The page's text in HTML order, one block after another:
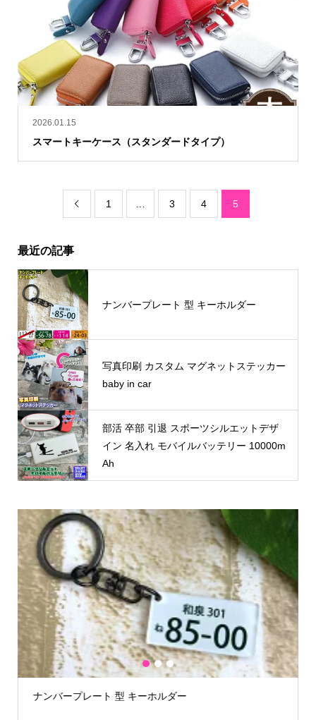
2026.01.15
スマートキーケース（スタンダードタイプ）
 1 3 4 5
最近の記事
ナンバープレート 型 キーホルダー
写真印刷 カスタム マグネットステッカー
baby in car
部活 卒部 引退 スポーツシルエットデザ
イン 名入れ モバイルバッテリー 10000m
Ah
ナンバープレート 型 キーホルダー
1 2 3